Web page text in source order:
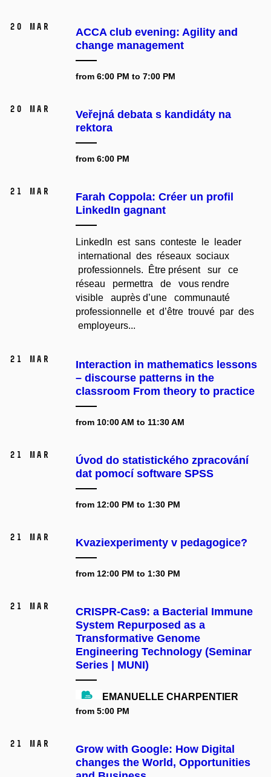
20 Mar
ACCA club evening: Agility and
change management
from 6:00 PM to 7:00 PM
20 Mar
Veřejná debata s kandidáty na
rektora
from 6:00 PM
21 Mar
Farah Coppola: Créer un profil
LinkedIn gagnant
LinkedIn est sans conteste le leader
international des réseaux sociaux
professionnels. Être présent sur ce
réseau permettra de vous rendre
visible auprès d’une communauté
professionnelle et d’être trouvé par des
employeurs...
21 Mar
Interaction in mathematics lessons
– discourse patterns in the
classroom From theory to practice
from 10:00 AM to 11:30 AM
21 Mar
Úvod do statistického zpracování
dat pomocí software SPSS
from 12:00 PM to 1:30 PM
21 Mar Kvaziexperimenty v pedagogice?
from 12:00 PM to 1:30 PM
21 Mar
CRISPR-Cas9: a Bacterial Immune
System Repurposed as a
Transformative Genome
Engineering Technology (Seminar
Series | MUNI)
EMANUELLE CHARPENTIER
from 5:00 PM
21 Mar
Grow with Google: How Digital
changes the World, Opportunities